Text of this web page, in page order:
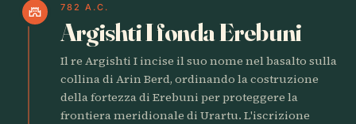
castle 782 A.C.
Argishti I fonda Erebuni
Il re Argishti I incise il suo nome nel basalto sulla
collina di Arin Berd, ordinando la costruzione
della fortezza di Erebuni per proteggere la
frontiera meridionale di Urartu. L'iscrizione